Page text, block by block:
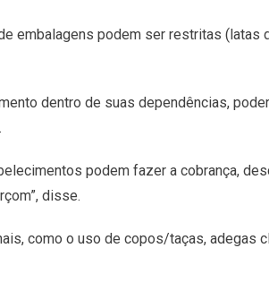
embalagens podem ser restritas
dentro de suas dependências,
podem fazer a cobrança,
disse.
como o uso de copos/taças, adegas